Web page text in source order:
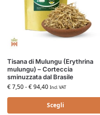
Tisana di Mulungu (Erythrina
mulungu) – Corteccia
sminuzzata dal Brasile
€7,50-€94,40 Incl. VAT
Scegli